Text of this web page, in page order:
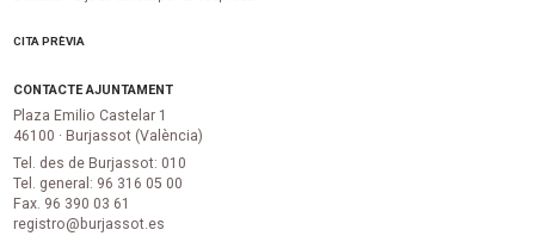
CITA PRÈVIA
CONTACTE AJUNTAMENT
Plaza Emilio Castelar 1
46100 · Burjassot (València)
Tel. des de Burjassot: 010
Tel. general: 96 316 05 00
Fax. 96 390 03 61
registro@burjassot.es